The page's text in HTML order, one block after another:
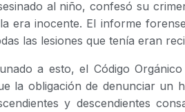
al niño, confesó su
era inocente. El informe
las lesiones que tenía eran
a esto, el Código
la obligación de denunciar un
y descendientes